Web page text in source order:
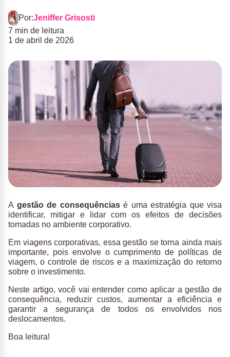
Por:Jeniffer Grisosti
7 min de leitura
1 de abril de 2026
A gestão de consequênciasé uma estratégia que visa
identificar, mitigar e lidar com os efeitos de decisões
tomadas no ambiente corporativo.
Em viagens corporativas, essa gestão se torna ainda mais
importante, pois envolve o cumprimento de políticas de
viagem, o controle de riscos e a maximização do retorno
sobre o investimento.
Neste artigo, você vai entender como aplicar a gestão de
consequência, reduzir custos, aumentar a eficiência e
garantir a segurança de todos os envolvidos nos
deslocamentos.
Boa leitura!